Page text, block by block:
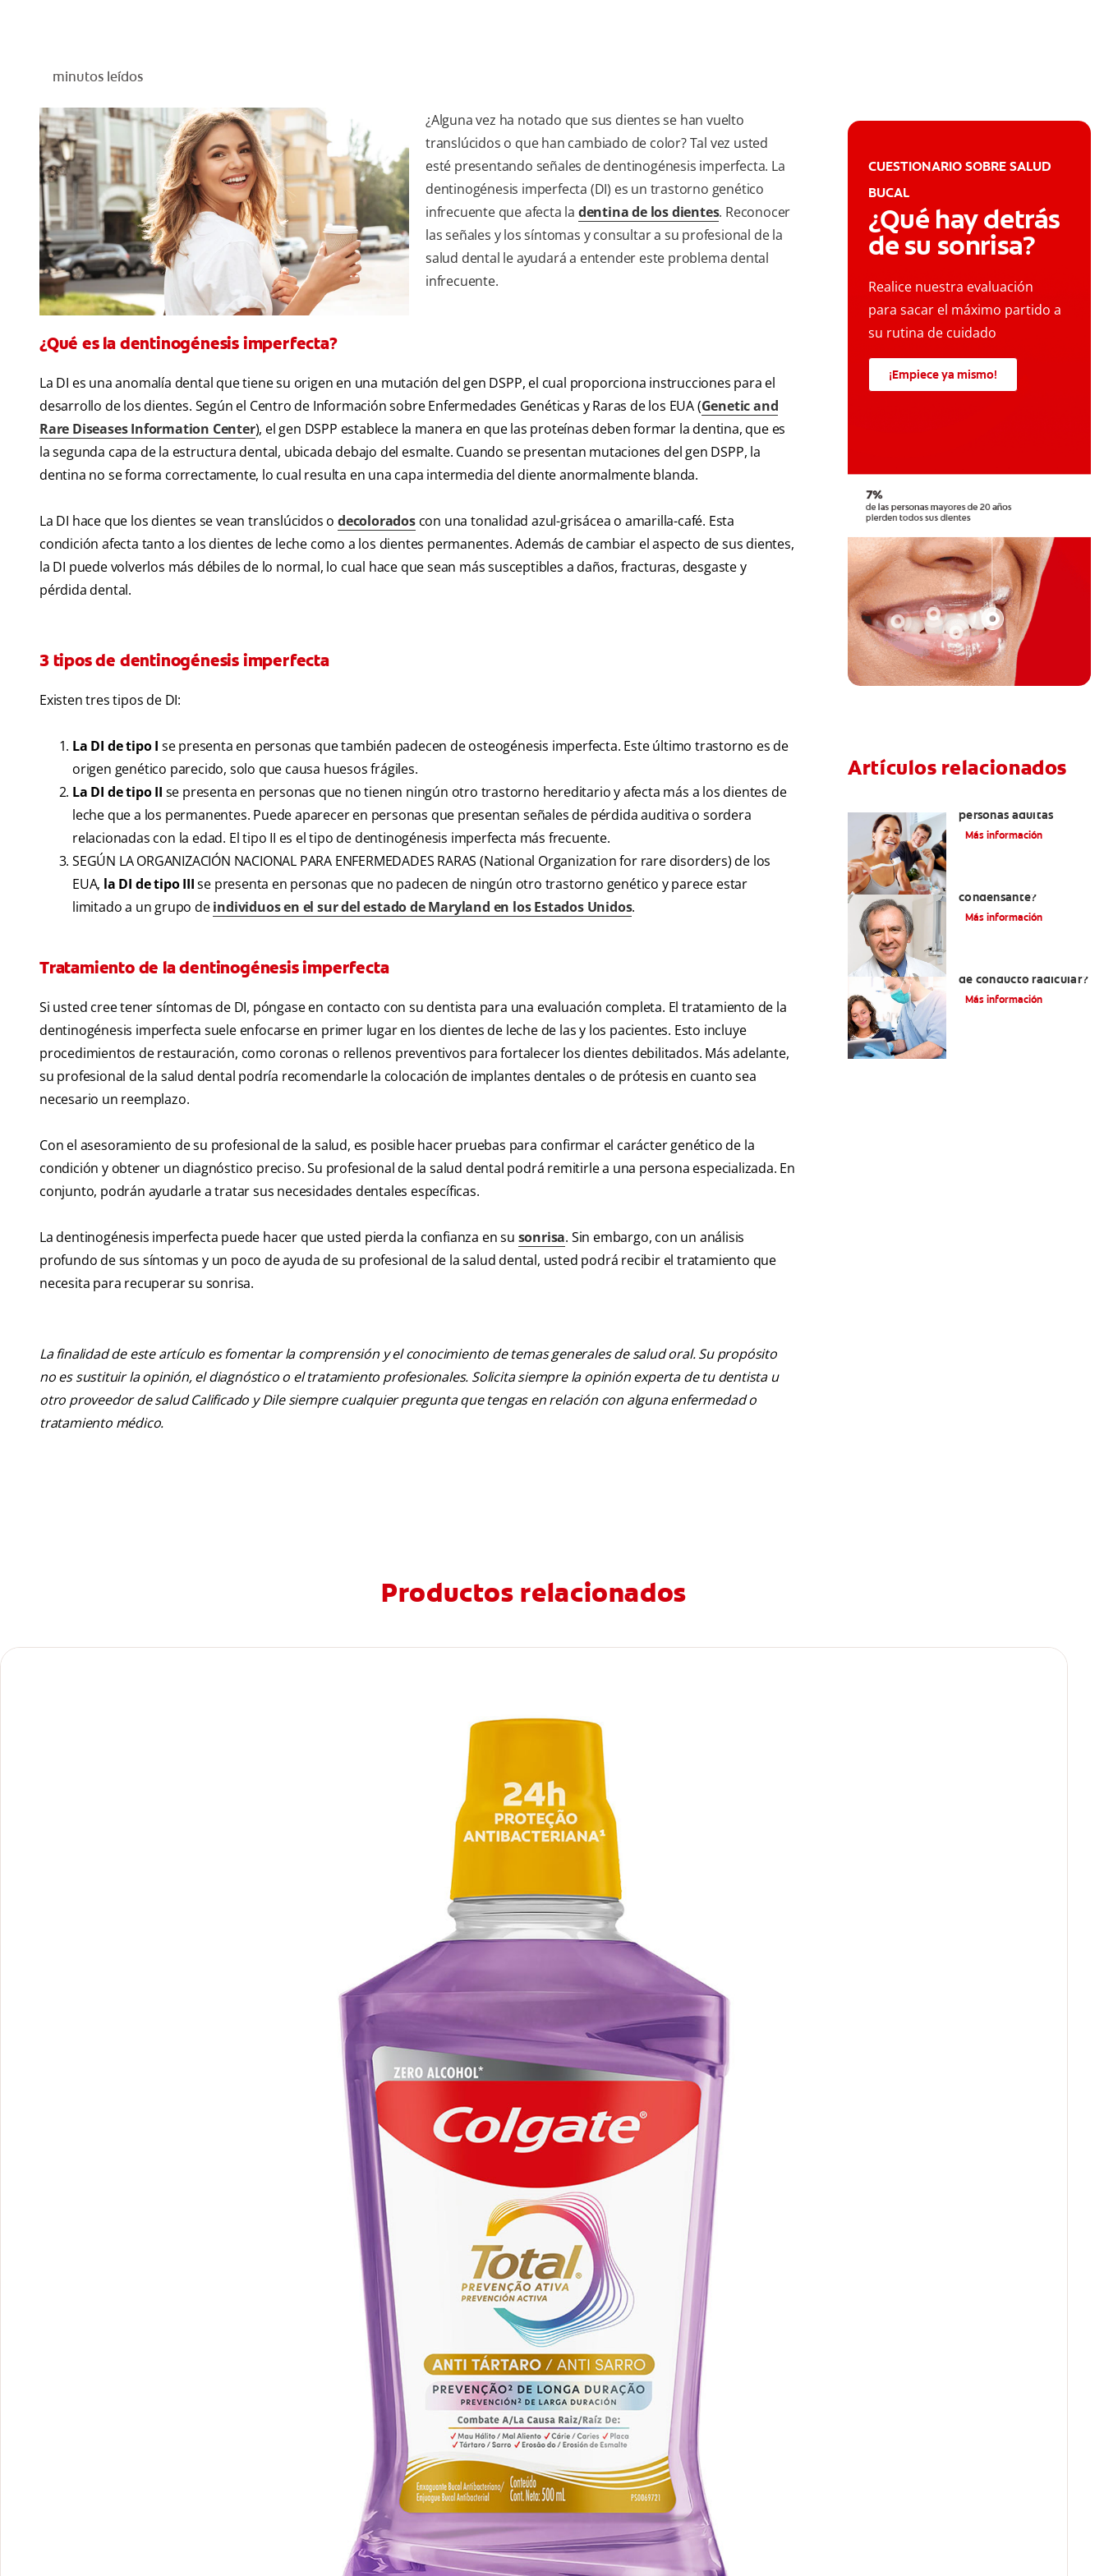
minutos leídos
¿Alguna vez ha notado que sus dientes se han vuelto
translúcidos o que han cambiado de color? Tal vez usted
esté presentando señales de dentinogénesis imperfecta. La
dentinogénesis imperfecta (DI) es un trastorno genético
infrecuente que afecta la dentina de los dientes. Reconocer
las señales y los síntomas y consultar a su profesional de la
salud dental le ayudará a entender este problema dental
infrecuente.
¿Qué es la dentinogénesis imperfecta?
La DI es una anomalía dental que tiene su origen en una mutación del gen DSPP, el cual proporciona instrucciones para el
desarrollo de los dientes. Según el Centro de Información sobre Enfermedades Genéticas y Raras de los EUA (Genetic and
Rare Diseases Information Center), el gen DSPP establece la manera en que las proteínas deben formar la dentina, que es
la segunda capa de la estructura dental, ubicada debajo del esmalte. Cuando se presentan mutaciones del gen DSPP, la
dentina no se forma correctamente, lo cual resulta en una capa intermedia del diente anormalmente blanda.
La DI hace que los dientes se vean translúcidos o decoloradoscon una tonalidad azul-grisácea o amarilla-café. Esta
condición afecta tanto a los dientes de leche como a los dientes permanentes. Además de cambiar el aspecto de sus dientes,
la DI puede volverlos más débiles de lo normal, lo cual hace que sean más susceptibles a daños, fracturas, desgaste y
pérdida dental.
3 tipos de dentinogénesis imperfecta
Existen tres tipos de DI:
La DI de tipo I se presenta en personas que también padecen de osteogénesis imperfecta. Este último trastorno es de
origen genético parecido, solo que causa huesos frágiles.
La DI de tipo II se presenta en personas que no tienen ningún otro trastorno hereditario y afecta más a los dientes de
leche que a los permanentes. Puede aparecer en personas que presentan señales de pérdida auditiva o sordera
relacionadas con la edad. El tipo II es el tipo de dentinogénesis imperfecta más frecuente.
SEGÚN LA ORGANIZACIÓN NACIONAL PARA ENFERMEDADES RARAS (National Organization for rare disorders) de los
EUA, la DI de tipo IIIse presenta en personas que no padecen de ningún otro trastorno genético y parece estar
limitado a un grupo deindividuos en el sur del estado de Maryland en los Estados Unidos.
Tratamiento de la dentinogénesis imperfecta
Si usted cree tener síntomas de DI, póngase en contacto con su dentista para una evaluación completa. El tratamiento de la
dentinogénesis imperfecta suele enfocarse en primer lugar en los dientes de leche de las y los pacientes. Esto incluye
procedimientos de restauración, como coronas o rellenos preventivos para fortalecer los dientes debilitados. Más adelante,
su profesional de la salud dental podría recomendarle la colocación de implantes dentales o de prótesis en cuanto sea
necesario un reemplazo.
Con el asesoramiento de su profesional de la salud, es posible hacer pruebas para confirmar el carácter genético de la
condición y obtener un diagnóstico preciso. Su profesional de la salud dental podrá remitirle a una persona especializada. En
conjunto, podrán ayudarle a tratar sus necesidades dentales específicas.
La dentinogénesis imperfecta puede hacer que usted pierda la confianza en su sonrisa. Sin embargo, con un análisis
profundo de sus síntomas y un poco de ayuda de su profesional de la salud dental, usted podrá recibir el tratamiento que
necesita para recuperar su sonrisa.
La finalidad de este artículo es fomentar la comprensión y el conocimiento de temas generales de salud oral. Su propósito
no es sustituir la opinión, el diagnóstico o el tratamiento profesionales. Solicita siempre la opinión experta de tu dentista u
otro proveedor de salud Calificado y Dile siempre cualquier pregunta que tengas en relación con alguna enfermedad o
tratamiento médico.
CUESTIONARIO SOBRE SALUD
BUCAL
¿Qué hay detrás
de su sonrisa?
Realice nuestra evaluación
para sacar el máximo partido a
su rutina de cuidado
¡Empiece ya mismo!
Artículos relacionados
personas adultas
Más información
condensante?
Más información
de conducto radicular?
Más información
Productos relacionados